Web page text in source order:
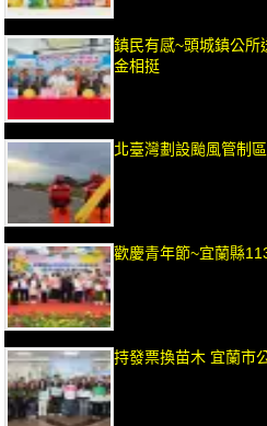
鎮民有感~頭城鎮公
金相挺
北臺灣劃設颱風管制
歡慶青年節~宜蘭縣
持發票換苗木 宜蘭市